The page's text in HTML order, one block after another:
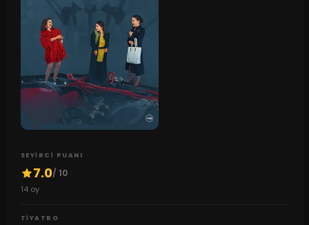
SEYIRCI PUANI
7.0/ 10
14oy
TIYATRO